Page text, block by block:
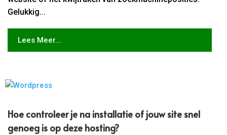
Gelukkig...
Lees Meer...
Hoe controleer je na installatie of jouw site snel
genoeg is op deze hosting?